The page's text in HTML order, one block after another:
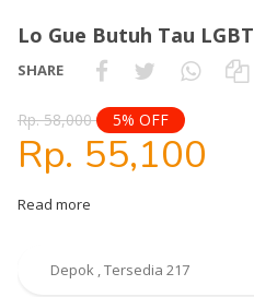
Lo Gue Butuh Tau LGBT
SHARE
Rp. 58,000 5% OFF
Rp. 55,100
Read more